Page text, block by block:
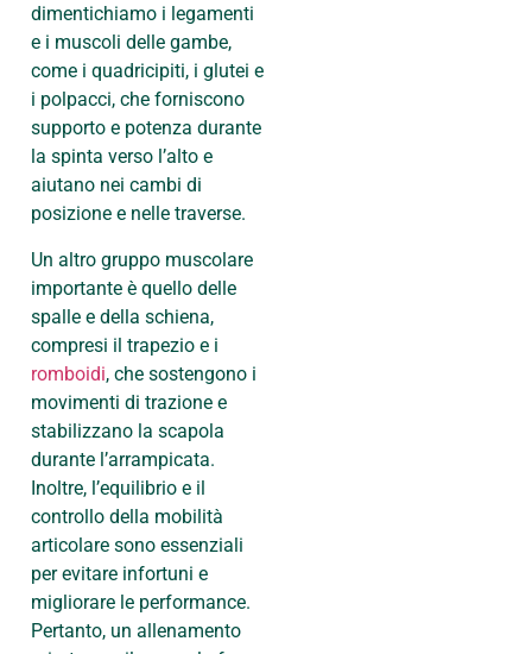
dimentichiamo i legamenti
e i muscoli delle gambe,
come i quadricipiti, i glutei e
i polpacci, che forniscono
supporto e potenza durante
la spinta verso l’alto e
aiutano nei cambi di
posizione e nelle traverse.
Un altro gruppo muscolare
importante è quello delle
spalle e della schiena,
compresi il trapezio e i
romboidi, che sostengono i
movimenti di trazione e
stabilizzano la scapola
durante l’arrampicata.
Inoltre, l’equilibrio e il
controllo della mobilità
articolare sono essenziali
per evitare infortuni e
migliorare le performance.
Pertanto, un allenamento